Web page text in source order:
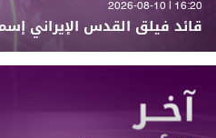
16:20 | 2026-08-10
قائد فيلق القدس الإيراني